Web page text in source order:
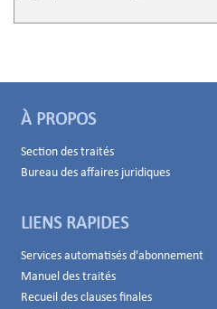
À PROPOS
Section des traités
Bureau des affaires juridiques
LIENS RAPIDES
Services automatisés d'abonnement
Manuel des traités
Recueil des clauses finales